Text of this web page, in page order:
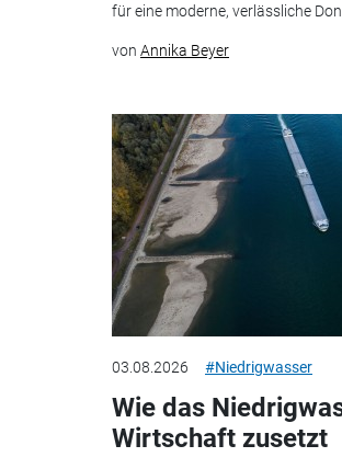
für eine moderne, verlässliche
von Annika Beyer
03.08.2026 #Niedrigwasser
Wie das
Wirtschaft zusetzt